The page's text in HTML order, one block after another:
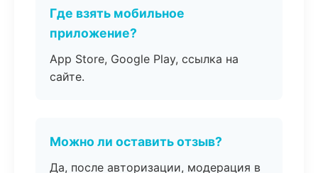
Где взять мобильное
приложение?
App Store, Google Play, ссылка на
сайте.
Можно ли оставить отзыв?
Да, после авторизации, модерация в